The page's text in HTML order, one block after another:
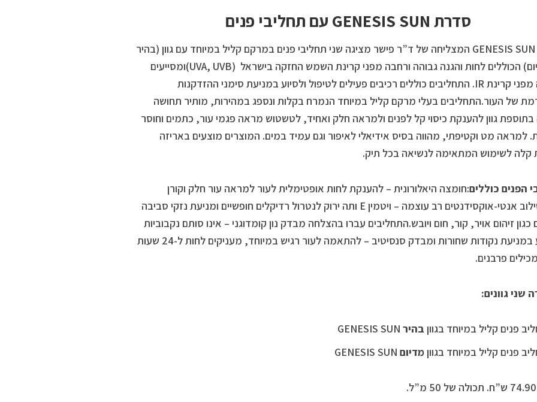
סדרת GENESIS SUN עם תחליבי פנים
סדרת GENESIS SUN המצליחה של ד”ר פישר מציגה שני תחליבי פנים במרקם קליל במיוחד עם גוון (בהיר
או מדיום) הכוללים לחות והגנה גבוהה ורחבה מפני קרינת השמש החזקה בישראל (UVA, UVB)ומסייעים
בהגנה מפני קרינת IR. התחליבים כוללים רכיבים פעילים לטיפול ולסיוע במניעת סימני ההזדקנות
של העור.התחליבים בעלי מרקם קליל במיוחד הנמרח בקלות ונספג במהירות, מותיר תחושה
בתוספת גוון להענקת כיסוי קל לפנים ולמראה חלק ואחיד, לטשטוש מראה פגמי עור, כתמים וחוסר
למראה מט וקטיפתי, מהווה בסיס אידיאלי לאיפור וגם עמיד במים. המוצרים מוצעים באריזה
קלה לשימוש המתאימה לנשיאה בכל תיק.
הפנים כוללים:חומצה היאלורונית – להענקת לחות אופטימלית לעור למראה עור חלק וקורן
יותר.שילוב אנטי-אוקסידנטים רב עוצמה – ויטמין E ותה ירוק לנטרול רדיקלים חופשיים ומניעת נזקי סביבה
כגון זיהום אויר, קור, חום ויובש.התחליבים עברו בהצלחה מבדק נון קומדוגני – אינו סותם נקבוביות
ומסייע במניעת נקודות שחורות ומבדק סנסיטיב – להתאמה לעור רגיש במיוחד, מעניקים לחות ל-24 שעות
פרבנים.
שני גוונים:
פנים קליל במיוחד בגוון בהירGENESIS SUN
פנים קליל במיוחד בגווןמדיוםGENESIS SUN